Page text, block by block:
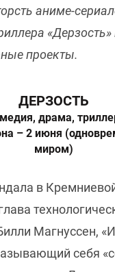
аниме-
проекты.
ДЕРЗОСТЬ
драма,
– 2 июня
миром)
в
Магнуссен,
себя